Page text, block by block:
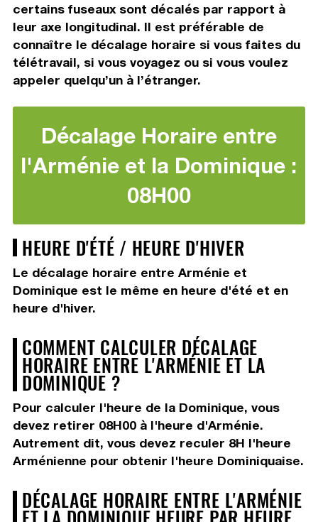
certains fuseaux sont décalés par rapport à
leur axe longitudinal. Il est préférable de
connaître le décalage horaire si vous faites du
télétravail, si vous voyagez ou si vous voulez
appeler quelqu’un à l’étranger.
Décalage Horaire entre
l'Arménie et la Dominique :
08H00
HEURE D'ÉTÉ / HEURE D'HIVER
Le décalage horaire entre Arménie et
Dominique est le même en heure d'été et en
heure d'hiver.
COMMENT CALCULER DÉCALAGE
HORAIRE ENTRE L'ARMÉNIE ET LA
DOMINIQUE ?
Pour calculer l'heure de la Dominique, vous
devez retirer 08H00à l'heure d'Arménie.
Autrement dit, vous devez reculer 8H l'heure
Arménienne pour obtenir l'heure Dominiquaise.
DÉCALAGE HORAIRE ENTRE L'ARMÉNIE